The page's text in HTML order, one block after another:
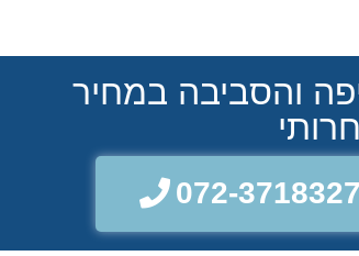
והסביבה במחיר